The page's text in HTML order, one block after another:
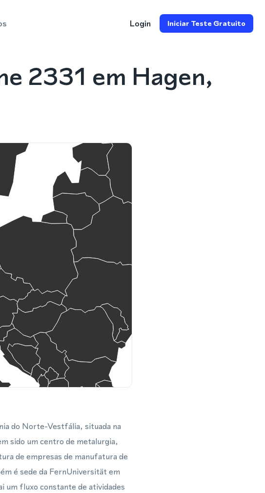
Login Iniciar Teste Gratuito
2331 em Hagen,
do Norte-Vestfália, situada na
sido um centro de metalurgia,
de empresas de manufatura de
é sede da FernUniversität em
um fluxo constante de atividades